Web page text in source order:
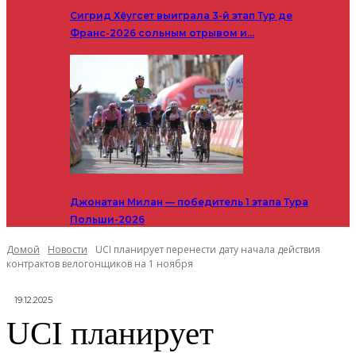
Сигрид Хёугсет выиграла 3-й этап Тур де
Франс-2026 сольным отрывом и…
Джонатан Милан — победитель 1 этапа Тура
Польши-2026
Домой Новости
UCI планирует перенести дату начала действия
контрактов велогонщиков на 1 ноября
19.12.2025
UCI планирует